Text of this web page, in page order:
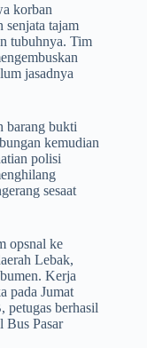
korban
senjata tajam
tubuhnya. Tim
jasadnya
barang bukti
kemudian
polisi
sesaat
opsnal ke
Lebak,
Kerja
pada Jumat
petugas berhasil
Bus Pasar